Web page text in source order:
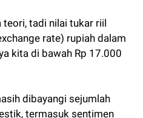
teori, tadi nilai tukar riil
rate) rupiah dalam
kita di bawah Rp 17.000
dibayangi sejumlah
termasuk sentimen